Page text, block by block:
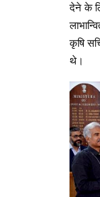
देने के
कृषि
थे।